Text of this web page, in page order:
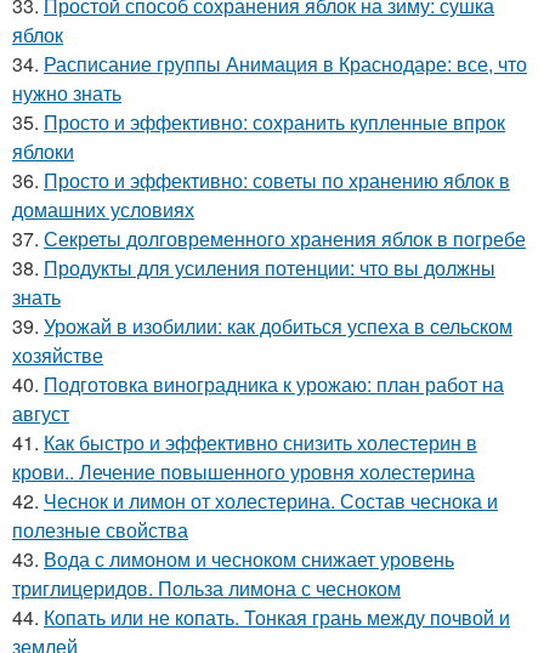
яблок
34. Расписание группы Анимация в Краснодаре: все, что
нужно знать
35. Просто и эффективно: сохранить купленные впрок
яблоки
36. Просто и эффективно: советы по хранению яблок в
домашних условиях
37. Секреты долговременного хранения яблок в погребе
38. Продукты для усиления потенции: что вы должны
знать
39. Урожай в изобилии: как добиться успеха в сельском
хозяйстве
40. Подготовка виноградника к урожаю: план работ на
август
41. Как быстро и эффективно снизить холестерин в
крови.. Лечение повышенного уровня холестерина
42. Чеснок и лимон от холестерина. Состав чеснока и
полезные свойства
43. Вода с лимоном и чесноком снижает уровень
триглицеридов. Польза лимона с чесноком
44. Копать или не копать. Тонкая грань между почвой и
землей